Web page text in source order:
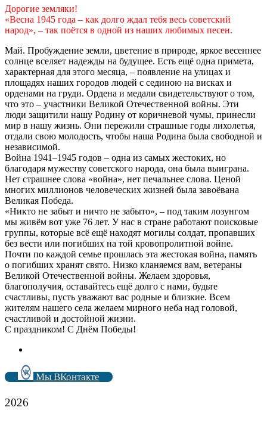
Дорогие земляки!
«Весна 1945 года – как долго ждал тебя весь советский
народ», – так поётся в одной из наших любимых песен.
Май. Пробуждение земли, цветение в природе, яркое весеннее
солнце вселяет надежды на будущее. Есть ещё одна примета,
характерная для этого месяца, – появление на улицах и
площадях наших городов людей с сединою на висках и
орденами на груди. Ордена и медали свидетельствуют о том,
что это – участники Великой Отечественной войны. Эти
люди защитили нашу Родину от коричневой чумы, принесли
мир в нашу жизнь. Они пережили страшные годы лихолетья,
отдали свою молодость, чтобы наша Родина была свободной и
независимой.
Война 1941–1945 годов – одна из самых жестоких, но
благодаря мужеству советского народа, она была выиграна.
Нет страшнее слова «война», нет печальнее слова. Ценой
многих миллионов человеческих жизней была завоёвана
Великая Победа.
«Никто не забыт и ничто не забыто», – под таким лозунгом
мы живём вот уже 76 лет. У нас в стране работают поисковые
группы, которые всё ещё находят могилы солдат, пропавших
без вести или погибших на той кровопролитной войне.
Почти по каждой семье прошлась эта жестокая война, память
о погибших хранят свято. Низко кланяемся вам, ветераны
Великой Отечественной войны. Желаем здоровья,
благополучия, оставайтесь ещё долго с нами, будьте
счастливы, пусть уважают вас родные и близкие. Всем
жителям нашего села желаем мирного неба над головой,
счастливой и достойной жизни.
С праздником! С Днём Победы!
Мы ВКонтакте
2026